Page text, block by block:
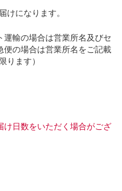
けになります。
輸の場合は営業所名及びセ
便の場合は営業所名をご記載
ります）
け日数をいただく場合がござ